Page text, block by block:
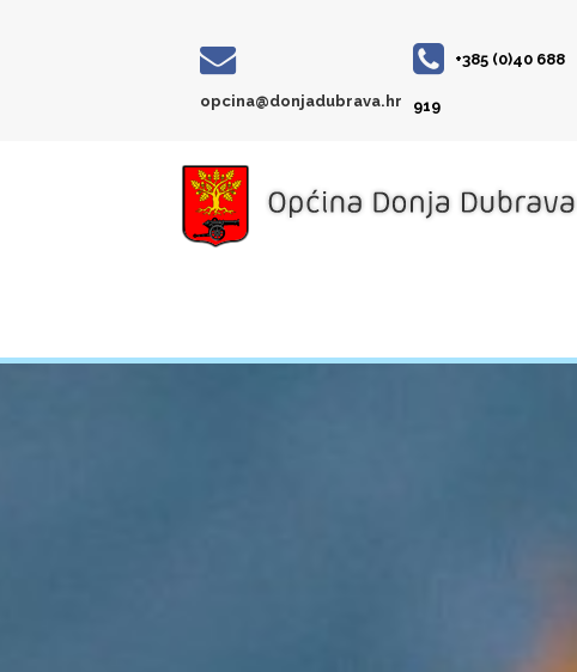
opcina@donjadubrava.hr
+385 (0)40 688
919